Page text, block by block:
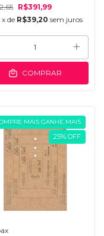
R$391,99
x de R$39,20 sem juros
COMPRAR
MAIS GANHE MAIS
25% OFF